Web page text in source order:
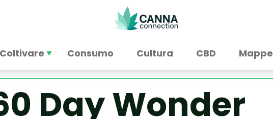
Coltivare Consumo Cultura CBD Mappe
Day Wonder